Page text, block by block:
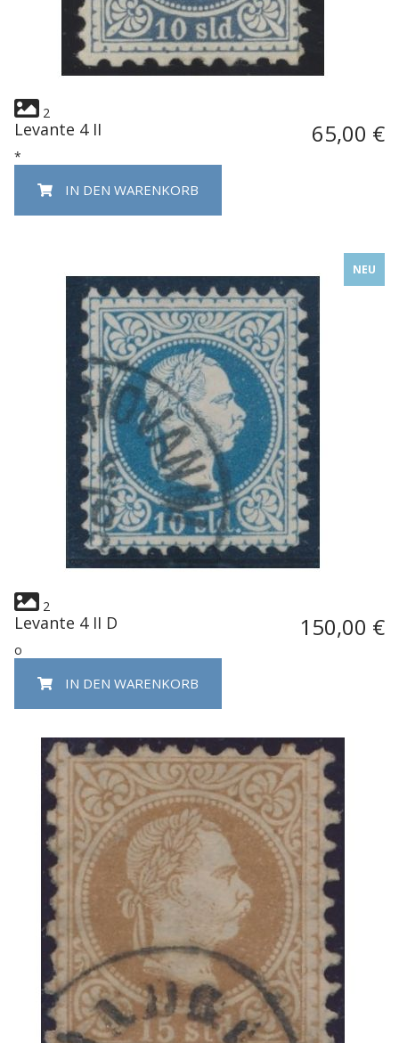
2
Levante 4 II 65,00 €
*
IN DEN WARENKORB
NEU
2
Levante 4 II D 150,00 €
o
IN DEN WARENKORB